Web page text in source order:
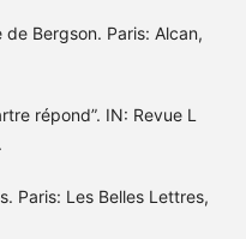
Bergson. Paris: Alcan,
répond”. IN: Revue L
Paris: Les Belles Lettres,